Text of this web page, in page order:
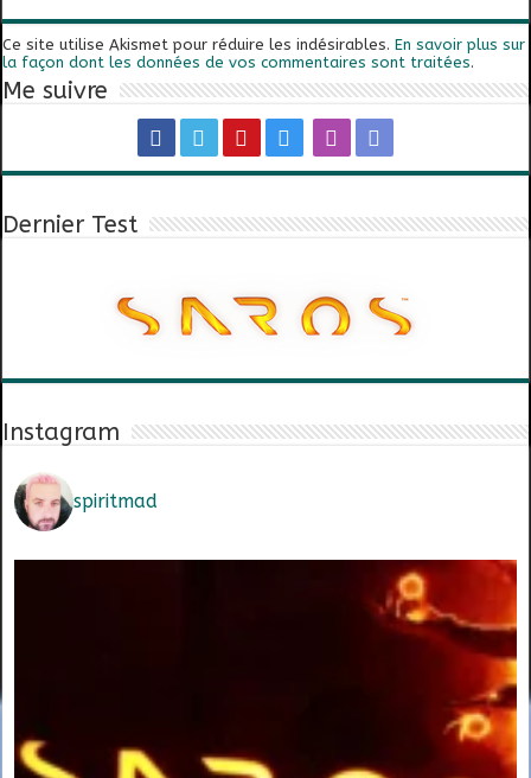
Ce site utilise Akismet pour réduire les indésirables.En savoir plus sur
la façon dont les données de vos commentaires sont traitées.
Me suivre
Dernier Test
Instagram
spiritmad